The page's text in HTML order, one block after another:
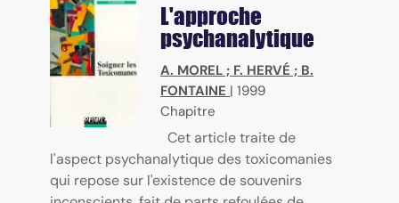
L'approche
psychanalytique
A. MOREL ; F. HERVÉ ; B.
FONTAINE | 1999
Chapitre
Cet article traite de
l'aspect psychanalytique des toxicomanies
qui repose sur l'existence de souvenirs